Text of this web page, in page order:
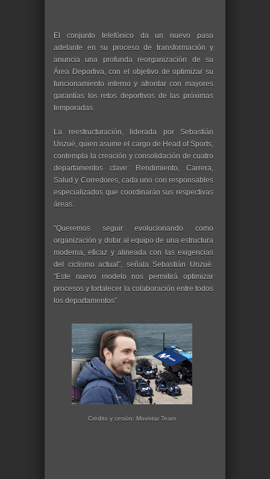
El conjunto telefónico da un nuevo paso
adelante en su proceso de transformación y
anuncia una profunda reorganización de su
Área Deportiva, con el objetivo de optimizar su
funcionamiento interno y afrontar con mayores
garantías los retos deportivos de las próximas
temporadas.
La reestructuración, liderada por Sebastián
Unzué, quien asume el cargo de Head of Sports,
contempla la creación y consolidación de cuatro
departamentos clave: Rendimiento, Carrera,
Salud y Corredores, cada uno con responsables
especializados que coordinarán sus respectivas
áreas.
“Queremos seguir evolucionando como
organización y dotar al equipo de una estructura
moderna, eficaz y alineada con las exigencias
del ciclismo actual”, señala Sebastián Unzué.
“Este nuevo modelo nos permitirá optimizar
procesos y fortalecer la colaboración entre todos
los departamentos”.
Crédito y cesión: Movistar Team